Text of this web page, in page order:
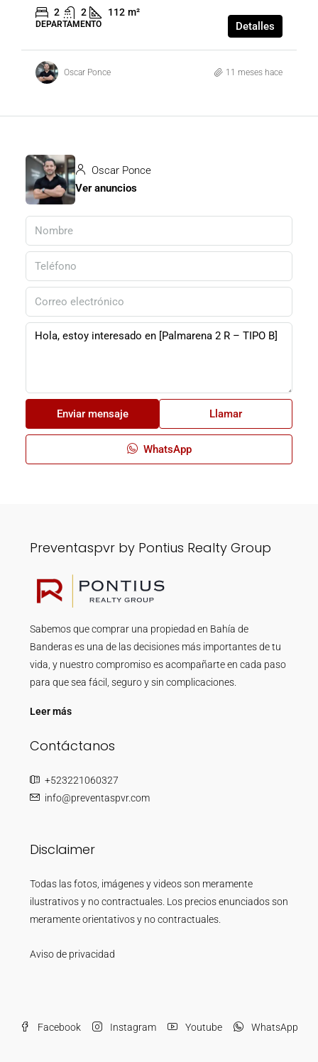
2 2 112 m²
DEPARTAMENTO Detalles
Oscar Ponce 11 meses hace
Oscar Ponce
Ver anuncios
Enviar mensaje Llamar
WhatsApp
Preventaspvr by Pontius Realty Group
Sabemos que comprar una propiedad en Bahía de
Banderas es una de las decisiones más importantes de tu
vida, y nuestro compromiso es acompañarte en cada paso
para que sea fácil, seguro y sin complicaciones.
Leer más
Contáctanos
+523221060327
info@preventaspvr.com
Disclaimer
Todas las fotos, imágenes y videos son meramente
ilustrativos y no contractuales. Los precios enunciados son
meramente orientativos y no contractuales.
Aviso de privacidad
Facebook Instagram Youtube WhatsApp